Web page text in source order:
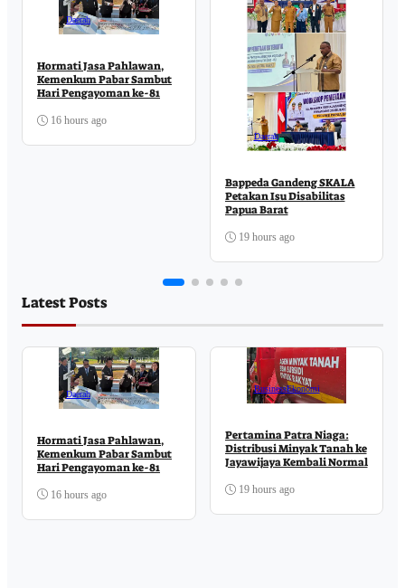
Daerah
Hormati Jasa Pahlawan,
Kemenkum Pabar Sambut
Hari Pengayoman ke-81
16 hours ago
Daerah
Bappeda Gandeng SKALA
Petakan Isu Disabilitas
Papua Barat
19 hours ago
Latest Posts
Daerah
Hormati Jasa Pahlawan,
Kemenkum Pabar Sambut
Hari Pengayoman ke-81
16 hours ago
BusinessEkonomi
Pertamina Patra Niaga:
Distribusi Minyak Tanah ke
Jayawijaya Kembali Normal
19 hours ago